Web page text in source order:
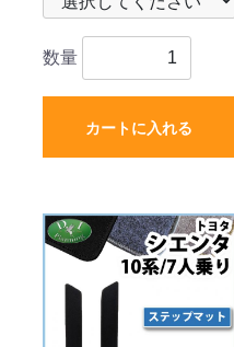
数量
カートに入れる